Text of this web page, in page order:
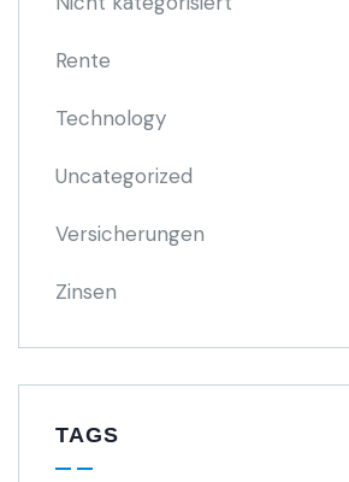
Rente
Technology
Uncategorized
Versicherungen
Zinsen
TAGS